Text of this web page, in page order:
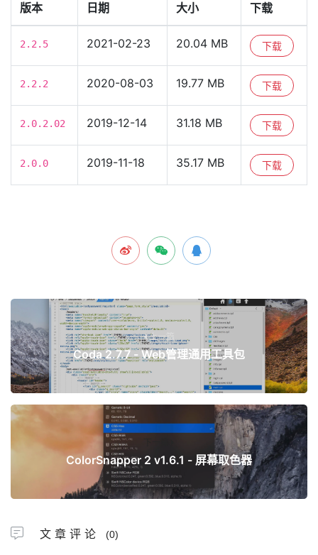
版本 日期 大小 下载
2.2.5 2021-02-23 20.04 MB 下载
2.2.2 2020-08-03 19.77 MB 下载
2.0.2.02 2019-12-14 31.18 MB 下载
2.0.0 2019-11-18 35.17 MB 下载
上一篇
Coda 2.7.7 - Web管理通用工具包
ColorSnapper 2 v1.6.1 - 屏幕取色器
文章评论 (0)